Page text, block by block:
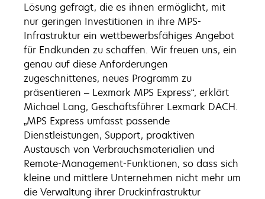
Lösung gefragt, die es ihnen ermöglicht, mit
nur geringen Investitionen in ihre MPS-
Infrastruktur ein wettbewerbsfähiges Angebot
für Endkunden zu schaffen. Wir freuen uns, ein
genau auf diese Anforderungen
zugeschnittenes, neues Programm zu
präsentieren – Lexmark MPS Express“, erklärt
Michael Lang, Geschäftsführer Lexmark DACH.
„MPS Express umfasst passende
Dienstleistungen, Support, proaktiven
Austausch von Verbrauchsmaterialien und
Remote-Management-Funktionen, so dass sich
kleine und mittlere Unternehmen nicht mehr um
die Verwaltung ihrer Druckinfrastruktur